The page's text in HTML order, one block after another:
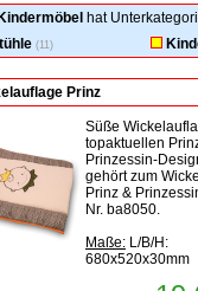
Kindermöbel hat
(11)
Prinz
Süße
topaktuellen
Prinzessin-
gehört zum
Prinz &
Nr. ba8050.
Maße: L/B/H:
680x520x30mm